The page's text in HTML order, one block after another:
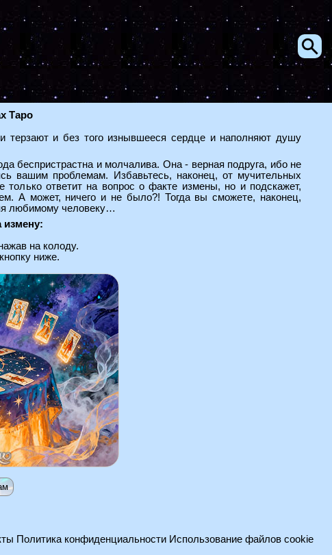
Таро
и без того изнывшееся сердце и наполняют душу
беспристрастна и молчалива. Она - верная подруга, ибо не
вашим проблемам. Избавьтесь, наконец, от мучительных
только ответит на вопрос о факте измены, но и подскажет,
А может, ничего и не было?! Тогда вы сможете, наконец,
любимому человеку…
измену:
на колоду.
ниже.
Политика конфиденциальности Использование файлов cookie